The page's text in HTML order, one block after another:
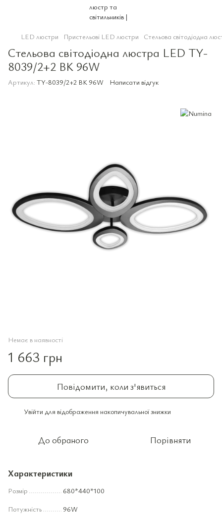
LED люстри Пристельові LED люстри Стельова світодіодна
Стельова світодіодна люстра LED TY-
8039/2+2 BK 96W
Артикул: TY-8039/2+2 BK 96W Написати відгук
Немає в наявності
1 663 грн
Повідомити, коли з'явиться
Увійти для відображення накопичувальної знижки
До обраного Порівняти
Характеристики
Розмір
680*440*100
Потужність
96W